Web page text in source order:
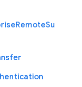
RemoteSu